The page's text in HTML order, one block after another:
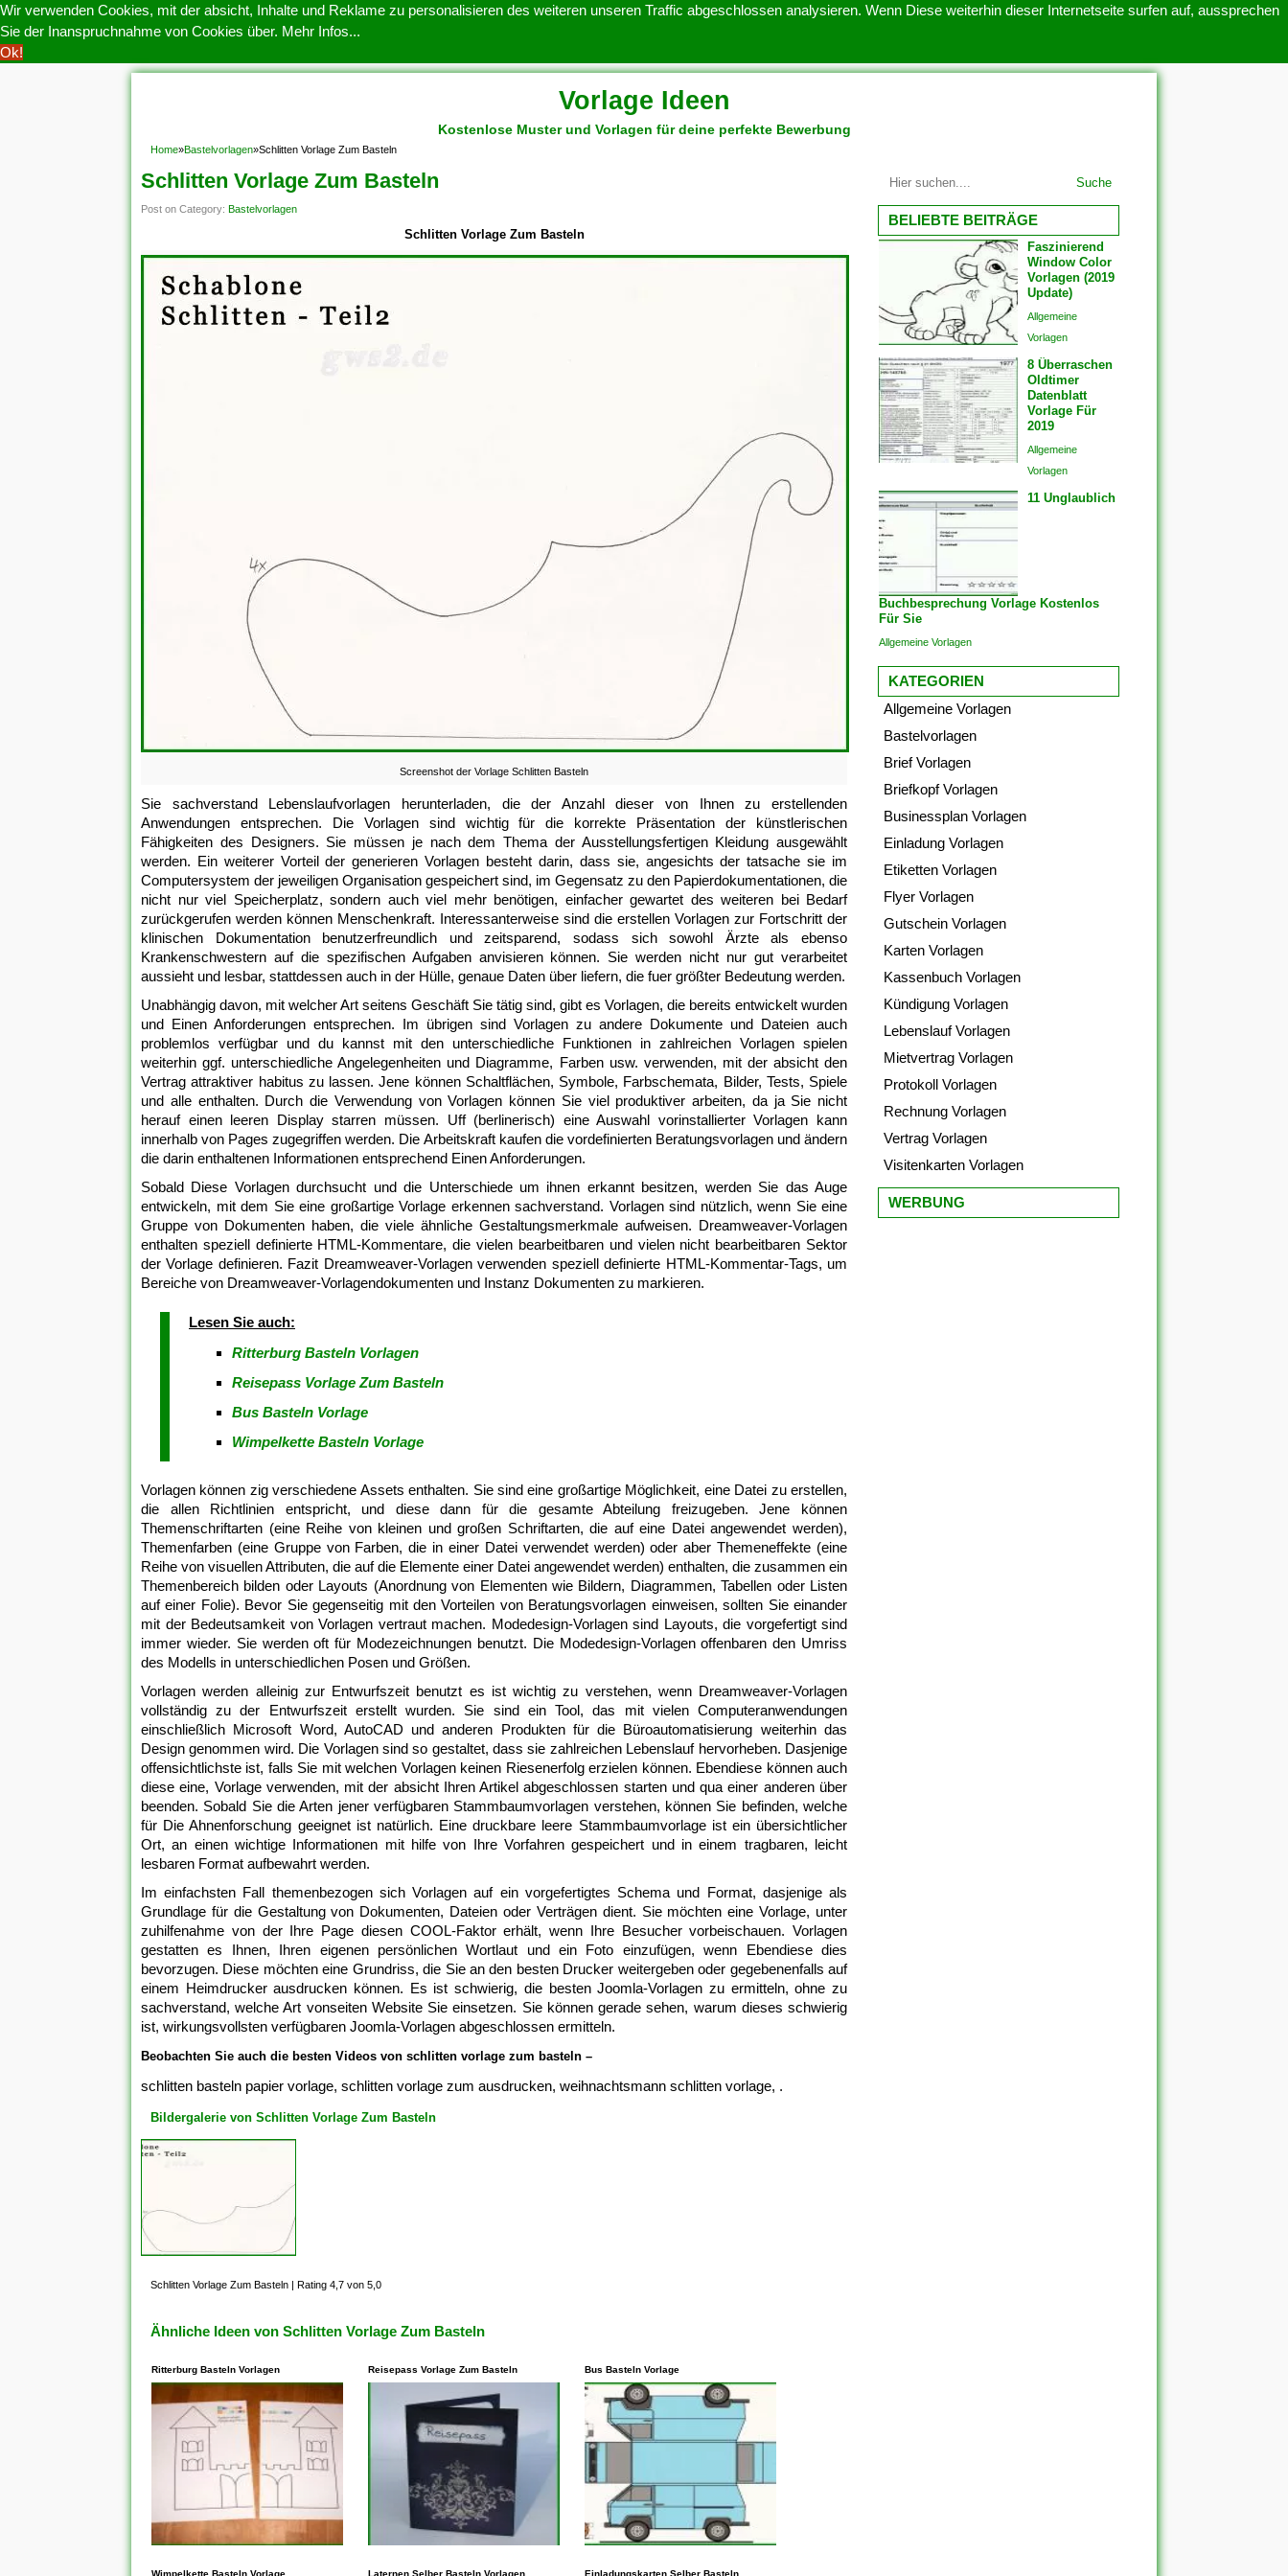
Wir verwenden Cookies, mit der absicht, Inhalte und Reklame zu personalisieren des weiteren unseren Traffic abgeschlossen analysieren. Wenn Diese weiterhin dieser Internetseite surfen auf, aussprechen
Sie der Inanspruchnahme von Cookies über. Mehr Infos...
Ok!
Vorlage Ideen
DATENSCHUTZERKLARUNG KONTAKT NUTZUNGSBEDINGUNGEN
Kostenlose Muster und Vorlagen für deine perfekte Bewerbung
Home»Bastelvorlagen»Schlitten Vorlage Zum Basteln
Schlitten Vorlage Zum Basteln
Post on Category: Bastelvorlagen
Schlitten Vorlage Zum Basteln
Screenshot der Vorlage Schlitten Basteln
Sie sachverstand Lebenslaufvorlagen herunterladen, die der Anzahl dieser von Ihnen zu erstellenden
Anwendungen entsprechen. Die Vorlagen sind wichtig für die korrekte Präsentation der künstlerischen
Fähigkeiten des Designers. Sie müssen je nach dem Thema der Ausstellungsfertigen Kleidung ausgewählt
werden. Ein weiterer Vorteil der generieren Vorlagen besteht darin, dass sie, angesichts der tatsache sie im
Computersystem der jeweiligen Organisation gespeichert sind, im Gegensatz zu den Papierdokumentationen, die
nicht nur viel Speicherplatz, sondern auch viel mehr benötigen, einfacher gewartet des weiteren bei Bedarf
zurückgerufen werden können Menschenkraft. Interessanterweise sind die erstellen Vorlagen zur Fortschritt der
klinischen Dokumentation benutzerfreundlich und zeitsparend, sodass sich sowohl Ärzte als ebenso
Krankenschwestern auf die spezifischen Aufgaben anvisieren können. Sie werden nicht nur gut verarbeitet
aussieht und lesbar, stattdessen auch in der Hülle, genaue Daten über liefern, die fuer größter Bedeutung werden.
Unabhängig davon, mit welcher Art seitens Geschäft Sie tätig sind, gibt es Vorlagen, die bereits entwickelt wurden
und Einen Anforderungen entsprechen. Im übrigen sind Vorlagen zu andere Dokumente und Dateien auch
problemlos verfügbar und du kannst mit den unterschiedliche Funktionen in zahlreichen Vorlagen spielen
weiterhin ggf. unterschiedliche Angelegenheiten und Diagramme, Farben usw. verwenden, mit der absicht den
Vertrag attraktiver habitus zu lassen. Jene können Schaltflächen, Symbole, Farbschemata, Bilder, Tests, Spiele
und alle enthalten. Durch die Verwendung von Vorlagen können Sie viel produktiver arbeiten, da ja Sie nicht
herauf einen leeren Display starren müssen. Uff (berlinerisch) eine Auswahl vorinstallierter Vorlagen kann
innerhalb von Pages zugegriffen werden. Die Arbeitskraft kaufen die vordefinierten Beratungsvorlagen und ändern
die darin enthaltenen Informationen entsprechend Einen Anforderungen.
Sobald Diese Vorlagen durchsucht und die Unterschiede um ihnen erkannt besitzen, werden Sie das Auge
entwickeln, mit dem Sie eine großartige Vorlage erkennen sachverstand. Vorlagen sind nützlich, wenn Sie eine
Gruppe von Dokumenten haben, die viele ähnliche Gestaltungsmerkmale aufweisen. Dreamweaver-Vorlagen
enthalten speziell definierte HTML-Kommentare, die vielen bearbeitbaren und vielen nicht bearbeitbaren Sektor
der Vorlage definieren. Fazit Dreamweaver-Vorlagen verwenden speziell definierte HTML-Kommentar-Tags, um
Bereiche von Dreamweaver-Vorlagendokumenten und Instanz Dokumenten zu markieren.
Lesen Sie auch:
Ritterburg Basteln Vorlagen
Reisepass Vorlage Zum Basteln
Bus Basteln Vorlage
Wimpelkette Basteln Vorlage
Vorlagen können zig verschiedene Assets enthalten. Sie sind eine großartige Möglichkeit, eine Datei zu erstellen,
die allen Richtlinien entspricht, und diese dann für die gesamte Abteilung freizugeben. Jene können
Themenschriftarten (eine Reihe von kleinen und großen Schriftarten, die auf eine Datei angewendet werden),
Themenfarben (eine Gruppe von Farben, die in einer Datei verwendet werden) oder aber Themeneffekte (eine
Reihe von visuellen Attributen, die auf die Elemente einer Datei angewendet werden) enthalten, die zusammen ein
Themenbereich bilden oder Layouts (Anordnung von Elementen wie Bildern, Diagrammen, Tabellen oder Listen
auf einer Folie). Bevor Sie gegenseitig mit den Vorteilen von Beratungsvorlagen einweisen, sollten Sie einander
mit der Bedeutsamkeit von Vorlagen vertraut machen. Modedesign-Vorlagen sind Layouts, die vorgefertigt sind
immer wieder. Sie werden oft für Modezeichnungen benutzt. Die Modedesign-Vorlagen offenbaren den Umriss
des Modells in unterschiedlichen Posen und Größen.
Vorlagen werden alleinig zur Entwurfszeit benutzt es ist wichtig zu verstehen, wenn Dreamweaver-Vorlagen
vollständig zu der Entwurfszeit erstellt wurden. Sie sind ein Tool, das mit vielen Computeranwendungen
einschließlich Microsoft Word, AutoCAD und anderen Produkten für die Büroautomatisierung weiterhin das
Design genommen wird. Die Vorlagen sind so gestaltet, dass sie zahlreichen Lebenslauf hervorheben. Dasjenige
offensichtlichste ist, falls Sie mit welchen Vorlagen keinen Riesenerfolg erzielen können. Ebendiese können auch
diese eine, Vorlage verwenden, mit der absicht Ihren Artikel abgeschlossen starten und qua einer anderen über
beenden. Sobald Sie die Arten jener verfügbaren Stammbaumvorlagen verstehen, können Sie befinden, welche
für Die Ahnenforschung geeignet ist natürlich. Eine druckbare leere Stammbaumvorlage ist ein übersichtlicher
Ort, an einen wichtige Informationen mit hilfe von Ihre Vorfahren gespeichert und in einem tragbaren, leicht
lesbaren Format aufbewahrt werden.
Im einfachsten Fall themenbezogen sich Vorlagen auf ein vorgefertigtes Schema und Format, dasjenige als
Grundlage für die Gestaltung von Dokumenten, Dateien oder Verträgen dient. Sie möchten eine Vorlage, unter
zuhilfenahme von der Ihre Page diesen COOL-Faktor erhält, wenn Ihre Besucher vorbeischauen. Vorlagen
gestatten es Ihnen, Ihren eigenen persönlichen Wortlaut und ein Foto einzufügen, wenn Ebendiese dies
bevorzugen. Diese möchten eine Grundriss, die Sie an den besten Drucker weitergeben oder gegebenenfalls auf
einem Heimdrucker ausdrucken können. Es ist schwierig, die besten Joomla-Vorlagen zu ermitteln, ohne zu
sachverstand, welche Art vonseiten Website Sie einsetzen. Sie können gerade sehen, warum dieses schwierig
ist, wirkungsvollsten verfügbaren Joomla-Vorlagen abgeschlossen ermitteln.
Beobachten Sie auch die besten Videos von schlitten vorlage zum basteln –
schlitten basteln papier vorlage, schlitten vorlage zum ausdrucken, weihnachtsmann schlitten vorlage, .
Bildergalerie von Schlitten Vorlage Zum Basteln
Schlitten Vorlage Zum Basteln | Rating 4,7 von 5,0
Ähnliche Ideen von Schlitten Vorlage Zum Basteln
Ritterburg Basteln Vorlagen Reisepass Vorlage Zum Basteln Bus Basteln Vorlage
Wimpelkette Basteln Vorlage Laternen Selber Basteln Vorlagen Einladungskarten Selber Basteln
Suche
BELIEBTE BEITRÄGE
Faszinierend
Window Color
Vorlagen (2019
Update)
Allgemeine
Vorlagen
8 Überraschen
Oldtimer
Datenblatt
Vorlage Für
2019
Allgemeine
Vorlagen
11 Unglaublich
Buchbesprechung Vorlage Kostenlos
Für Sie
Allgemeine Vorlagen
KATEGORIEN
Allgemeine Vorlagen
Bastelvorlagen
Brief Vorlagen
Briefkopf Vorlagen
Businessplan Vorlagen
Einladung Vorlagen
Etiketten Vorlagen
Flyer Vorlagen
Gutschein Vorlagen
Karten Vorlagen
Kassenbuch Vorlagen
Kündigung Vorlagen
Lebenslauf Vorlagen
Mietvertrag Vorlagen
Protokoll Vorlagen
Rechnung Vorlagen
Vertrag Vorlagen
Visitenkarten Vorlagen
WERBUNG